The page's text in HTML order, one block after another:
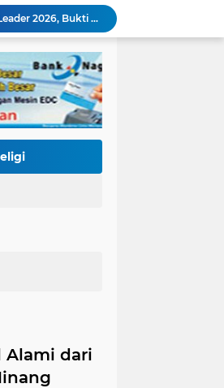
Kurnia Nugraha Raih Indonesia Public Relations Top Leader 2026, Bukti Komitmen JNE Bangun Bisnis Berkelanjutan Lewat Komunikasi Berdampak
HJK Padang ke-357 Jadi Titik Balik Pendidikan, Pemko Padang Gandeng Universiti Kuala Lumpur Buka Jalan Beasiswa dan Kampus Internasional
KRI Teluk Kendari-518 Bersandar di Teluk Bayur, Hadiah Istimewa HJK Padang ke-357: Warga Diajak Naik Kapal Perang Gratis
International Symposium Kota Tua Padang Gaungkan Kolaborasi Dunia, Fadly Amran Ajak Selamatkan Batang Arau dan Wujudkan Pariwisata Berkelanjutan
2.334 Peserta Padati Auditorium UNP, Fadly Amran Ajak Dunia Pendidikan Bersatu Wujudkan 'Padang Juara' Berdaya Saing Global
3.000 Mahasiswa Baru UNP Ikuti Police Goes To Campus, Ditlantas Polda Sumbar Tanamkan Budaya Tertib Berlalu Lintas Sejak Hari Pertama Kuliah
HJK Padang ke-357 Berubah Jadi Gerakan Kemanusiaan, Pemko Hadirkan "Road to Gastronomy Charity" untuk Bantu Korban Banjir
Alami dari